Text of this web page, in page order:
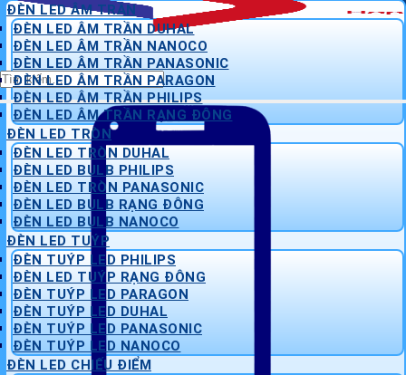
Tìm
kiếm:
ĐÈN LED ÂM TRẦN
ĐÈN LED ÂM TRẦN DUHAL
ĐÈN LED ÂM TRẦN NANOCO
ĐÈN LED ÂM TRẦN PANASONIC
ĐÈN LED ÂM TRẦN PARAGON
ĐÈN LED ÂM TRẦN PHILIPS
ĐÈN LED ÂM TRẦN RẠNG ĐÔNG
ĐÈN LED TRÒN
ĐÈN LED TRÒN DUHAL
ĐÈN LED BULB PHILIPS
ĐÈN LED TRÒN PANASONIC
ĐÈN LED BULB RẠNG ĐÔNG
ĐÈN LED BULB NANOCO
ĐÈN LED TUÝP
ĐÈN TUÝP LED PHILIPS
ĐÈN LED TUÝP RẠNG ĐÔNG
ĐÈN TUÝP LED PARAGON
ĐÈN TUÝP LED DUHAL
ĐÈN TUÝP LED PANASONIC
ĐÈN TUÝP LED NANOCO
ĐÈN LED CHIẾU ĐIỂM